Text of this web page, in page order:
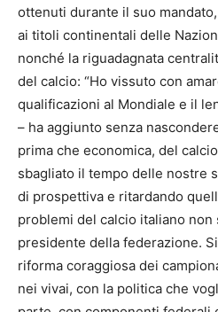
ottenuti durante il suo
ai titoli continentali delle
nonché la riguadagnata
del calcio: “Ho vissuto con
qualificazioni al Mondiale e il
– ha aggiunto senza
prima che economica, del
sbagliato il tempo delle nostre
di prospettiva e ritardando
problemi del calcio italiano
presidente della federazione.
riforma coraggiosa dei
nei vivai, con la politica che